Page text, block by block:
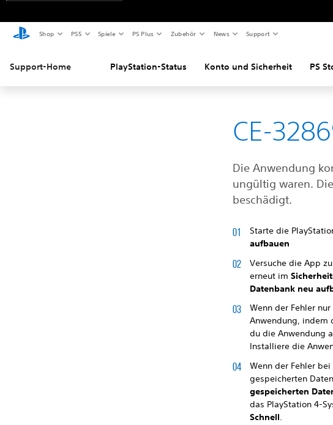
Shop PS5 Spiele PS Plus Zubehör News Support
Support-Home PlayStation-Status Konto und Sicherheit PS
CE-
Die Anwendung
ungültig waren.
beschädigt.
Starte die
aufbauen
Versuche die App
erneut im
Datenbank neu
Wenn der Fehler
Anwendung, indem
du die Anwendung
Installiere die
Wenn der Fehler
gespeicherten
gespeicherten
das PlayStation 4-
Schnell